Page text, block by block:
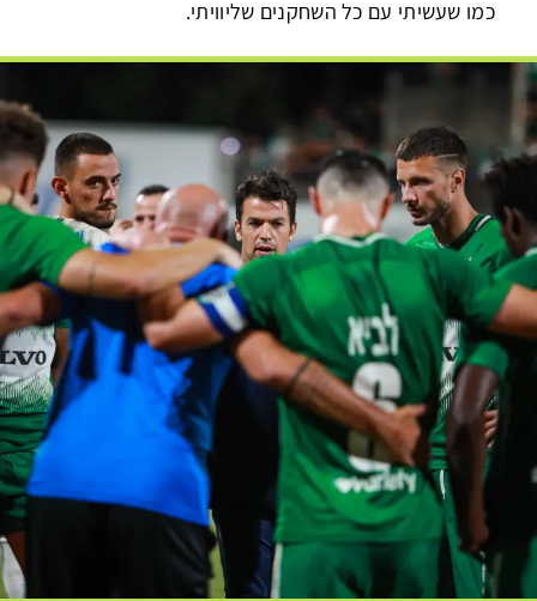
כמו שעשיתי עם כל השחקנים שליוויתי.